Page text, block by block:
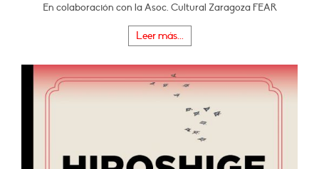
En colaboración con la Asoc. Cultural Zaragoza FEAR
Leer más...